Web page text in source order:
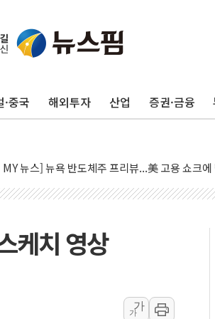
중국 해외투자 산업 증권·금융
] 이슬람 수니파 3국, '공동방위협정' 체결… 이
란의 핵심 원유 수출항 '하르그섬', 최근 1주일
증시 프리뷰, 美 고용 쇼크에 금리 인상 우려 후
] 美 7월 고용 2만3000명 감소 '쇼크'…9월 금
증시 개장 전 특징주...아틀라시안·클라우드
훈부, 미 DPAA와 MOU… "6·25 미군 실종자
정 정치인 측근 포항시 정책특보 내정설...포항시 '
케치 영상
가
가